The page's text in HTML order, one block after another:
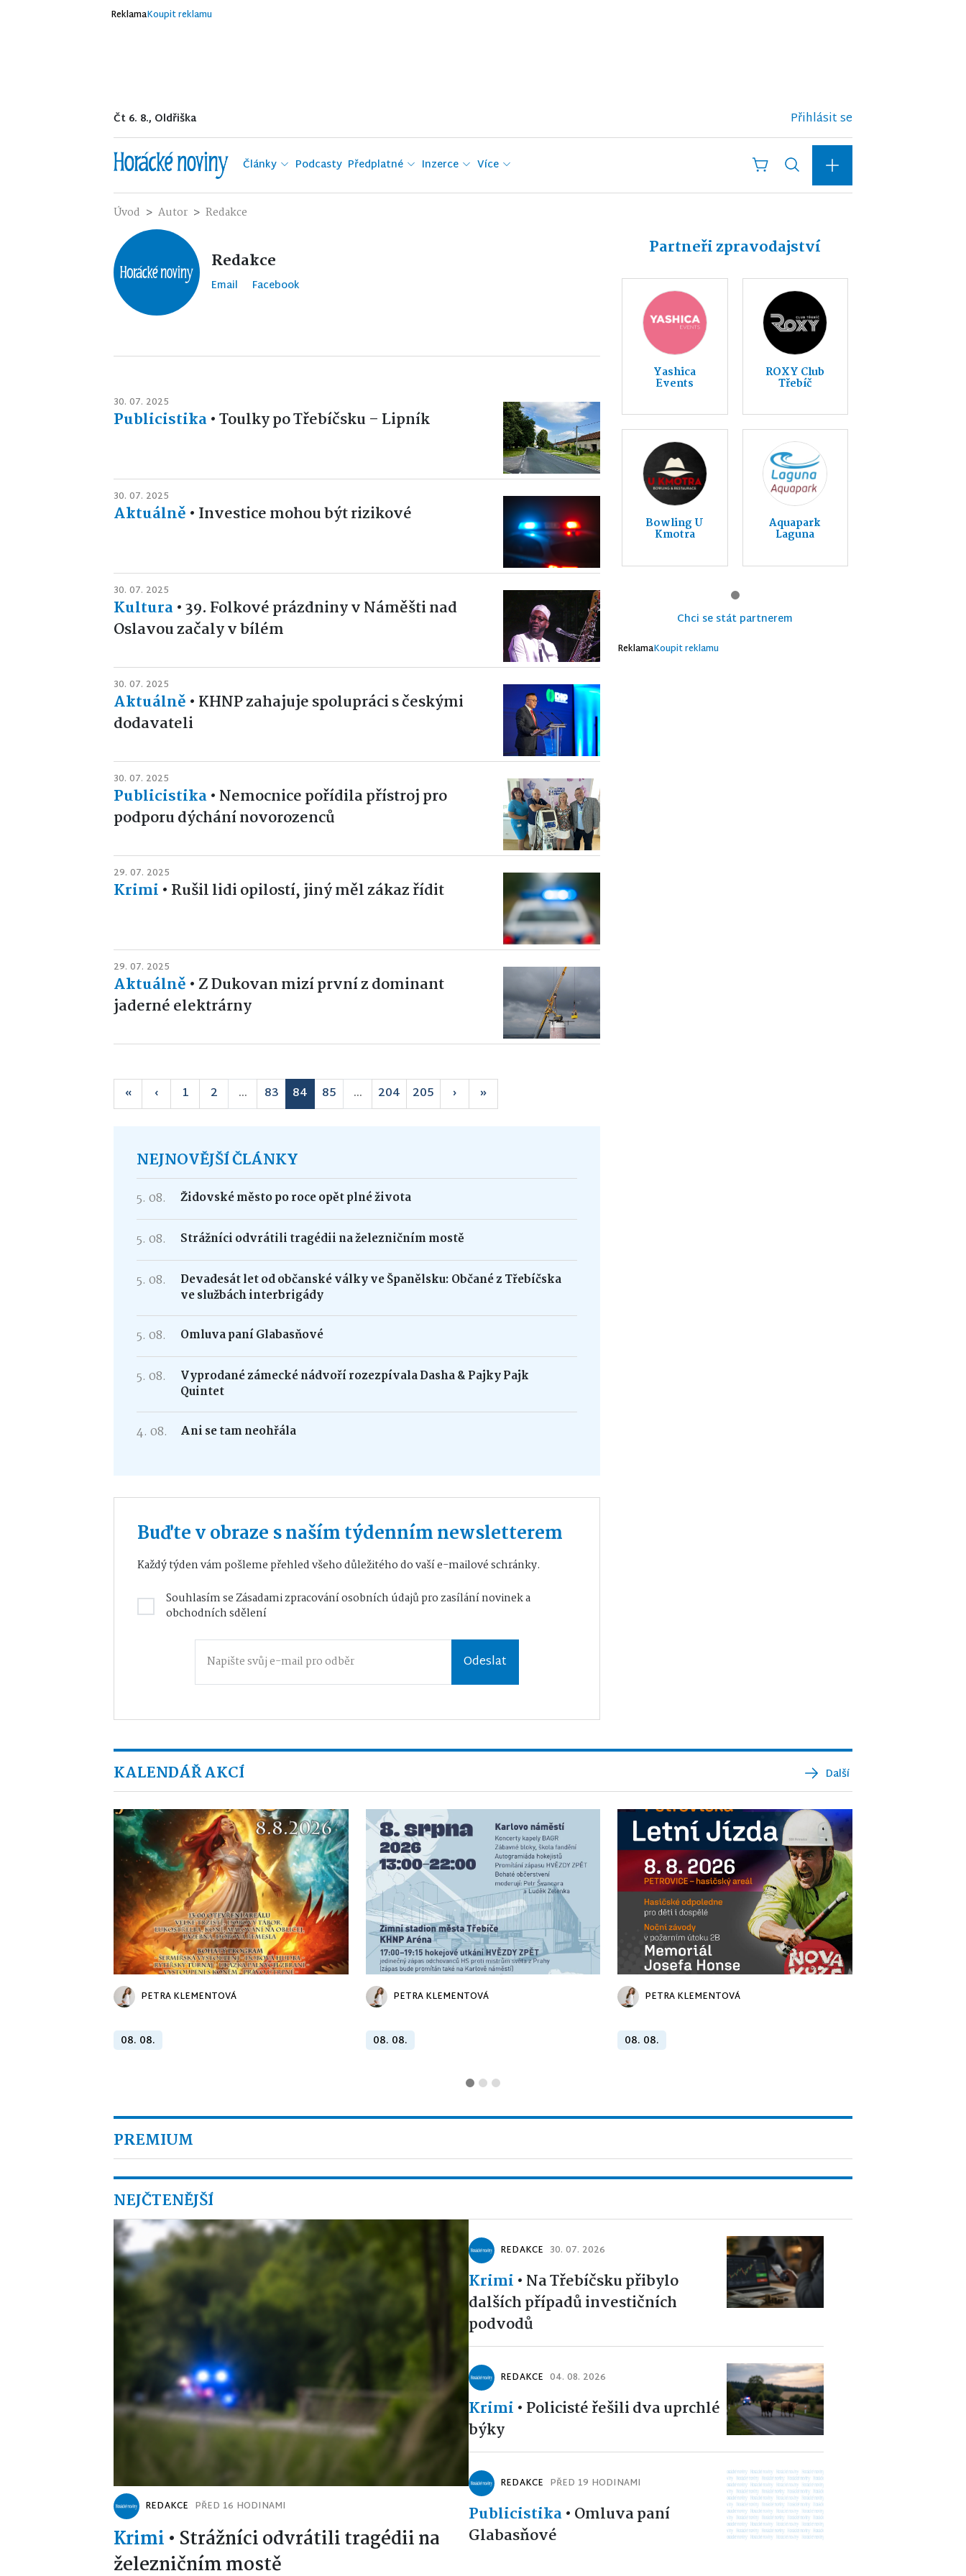
ReklamaKoupit reklamu
Čt 6. 8., Oldřiška Přihlásit se
Články Podcasty Předplatné Inzerce Více
Úvod Autor Redakce
Redakce
Email Facebook
30. 07. 2025
Publicistika•Toulky po Třebíčsku – Lipník
30. 07. 2025
Aktuálně • Investice mohou být rizikové
30. 07. 2025
Kultura•39. Folkové prázdniny v Náměšti nad
Oslavou začaly v bílém
30. 07. 2025
Aktuálně • KHNP zahajuje spolupráci s českými
dodavateli
30. 07. 2025
Publicistika• Nemocnice pořídila přístroj pro
podporu dýchání novorozenců
29. 07. 2025
Krimi • Rušil lidi opilostí, jiný měl zákaz řídit
29. 07. 2025
Aktuálně • Z Dukovan mizí první z dominant
jaderné elektrárny
« ‹ 1 2 ... 83 84 85 ... 204 205 › »
NEJNOVĚJŠÍ ČLÁNKY
5. 08. Židovské město po roce opět plné života
5. 08. Strážníci odvrátili tragédii na železničním mostě
5. 08.
Devadesát let od občanské války ve Španělsku: Občané z Třebíčska
ve službách interbrigády
5. 08. Omluva paní Glabasňové
5. 08.
Vyprodané zámecké nádvoří rozezpívala Dasha & Pajky Pajk
Quintet
4. 08. Ani se tam neohřála
Buďte v obraze s naším týdenním newsletterem
Každý týden vám pošleme přehled všeho důležitého do vaší e-mailové schránky.
Souhlasím seZásadami zpracování osobních údajůpro zasílání novinek a
obchodních sdělení
Odeslat
Partneři zpravodajství
Yashica
Events
ROXY Club
Třebíč
Bowling U
Kmotra
Aquapark
Laguna
Chci se stát partnerem
ReklamaKoupit reklamu
KALENDÁŘ AKCÍ Další
PETRA KLEMENTOVÁ
08. 08.
PETRA KLEMENTOVÁ
08. 08.
PETRA KLEMENTOVÁ
08. 08.
PREMIUM
NEJČTENĚJŠÍ
REDAKCE PŘED 16 HODINAMI
Krimi • Strážníci odvrátili tragédii na
železničním mostě
REDAKCE 30. 07. 2026
Krimi • Na Třebíčsku přibylo
dalších případů investičních
podvodů
REDAKCE 04. 08. 2026
Krimi • Policisté řešili dva uprchlé
býky
REDAKCE PŘED 19 HODINAMI
Publicistika• Omluva paní
Glabasňové